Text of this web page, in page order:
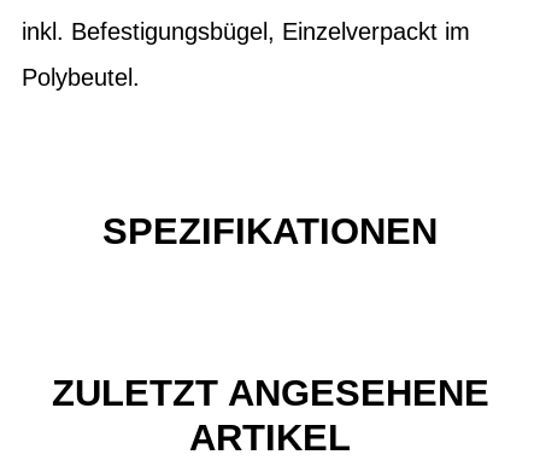
inkl. Befestigungsbügel, Einzelverpackt im
Polybeutel.
SPEZIFIKATIONEN
ZULETZT ANGESEHENE
ARTIKEL